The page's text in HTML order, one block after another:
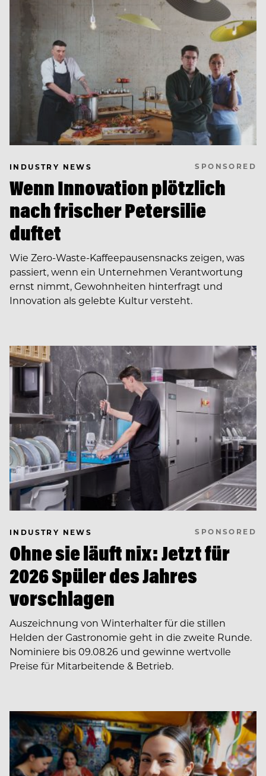
INDUSTRY NEWS SPONSORED
Wenn Innovation plötzlich
nach frischer Petersilie
duftet
Wie Zero-Waste-Kaffeepausensnacks zeigen, was
passiert, wenn ein Unternehmen Verantwortung
ernst nimmt, Gewohnheiten hinterfragt und
Innovation als gelebte Kultur versteht.
INDUSTRY NEWS SPONSORED
Ohne sie läuft nix: Jetzt für
2026 Spüler des Jahres
vorschlagen
Auszeichnung von Winterhalter für die stillen
Helden der Gastronomie geht in die zweite Runde.
Nominiere bis 09.08.26 und gewinne wertvolle
Preise für Mitarbeitende & Betrieb.